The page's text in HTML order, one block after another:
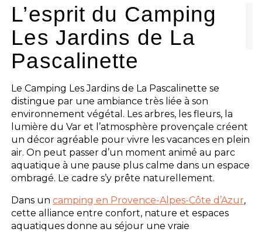
L’esprit du Camping
Les Jardins de La
Pascalinette
Le Camping Les Jardins de La Pascalinette se
distingue par une ambiance très liée à son
environnement végétal. Les arbres, les fleurs, la
lumière du Var et l’atmosphère provençale créent
un décor agréable pour vivre les vacances en plein
air. On peut passer d’un moment animé au parc
aquatique à une pause plus calme dans un espace
ombragé. Le cadre s’y prête naturellement.
Dans uncamping en Provence-Alpes-Côte d’Azur,
cette alliance entre confort, nature et espaces
aquatiques donne au séjour une vraie